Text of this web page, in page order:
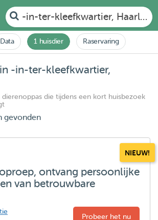
-in-ter-kleefkwartier, Haarlem
Data 1 huisdier Raservaring
-in-ter-kleefkwartier,
die tijdens een kort huisbezoek
gevonden
NIEUW!
ontvang persoonlijke
van betrouwbare
Probeer het nu